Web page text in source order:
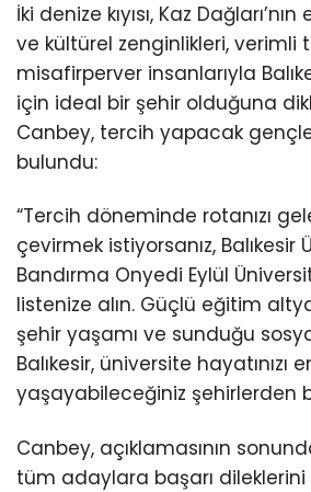
İki denize kıyısı, Kaz
ve kültürel zenginlikleri, verimli
misafirperver insanlarıyla
için ideal bir şehir olduğuna
Canbey, tercih yapacak
bulundu:
“Tercih döneminde rotanızı
çevirmek istiyorsanız, Balıkesir
Bandırma Onyedi Eylül
listenize alın. Güçlü eğitim
şehir yaşamı ve sunduğu
Balıkesir, üniversite hayatınızı
yaşayabileceğiniz şehirlerden
Canbey, açıklamasının
tüm adaylara başarı dileklerini